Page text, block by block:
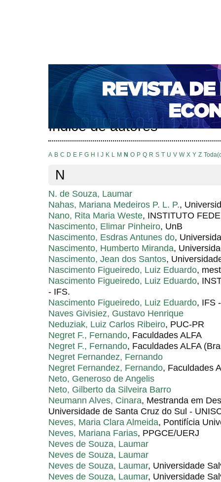
CAPA SOBRE ACESSO CADASTRO
NOTÍCIAS
PORTAL DE REVISTAS DA UNIFACS
BASES DE DADOS E INDEXADORES
Capa Pesquisa >Índice de autores
Índice de autores
A B C D E F G H J K L M N O P Q R S T U V W X Y Z
N
N. de Souza, Laumar
Nahas, Mariana Medeiros P. L. P.,
Nano, Rita Maria Weste, INSTITUTO
Nascimento, Elimar Pinheiro, UnB
Nascimento, Esdras Antunes do,
Nascimento, Humberto Miranda,
Nascimento, Jean dos Santos,
Nascimento Figueiredo, Luiz Eduardo,
Nascimento Figueiredo, Luiz Eduardo,
- IFS.
Nascimento Figueiredo, Luiz Eduardo, IFS
Naves Givisiez, Gustavo Henrique
Neduziak, Luiz Carlos Ribeiro, PUC-PR
Negret F., Fernando, Faculdades ALFA
Negret F., Fernando, Faculdades ALFA
Negret Fernandez, Fernando
Negret Fernandez, Fernando, Faculdades
Neto, Generoso de Angelis
Neto, Gilberto da Silveira Barro
Neumann Alves, Cinara, Mestranda em
Universidade de Santa Cruz do Sul -
Neves, Maria Clara Almeida, Pontifícia
Neves, Mariana Farias, PPGCE/UERJ
Neves de Souza, Laumar
Neves de Souza, Laumar
Neves de Souza, Laumar, Universidade
Neves de Souza, Laumar, Universidade